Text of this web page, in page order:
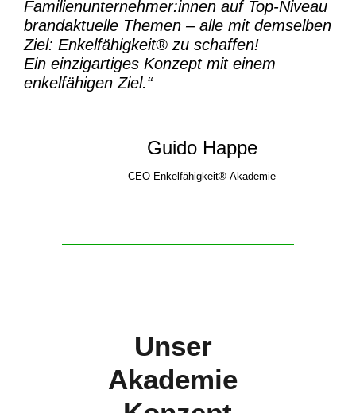
Familienunternehmer:innen auf Top-Niveau
brandaktuelle Themen – alle mit demselben
Ziel: Enkelfähigkeit® zu schaffen!
Ein einzigartiges Konzept mit einem
enkelfähigen Ziel.“
Guido Happe
CEO Enkelfähigkeit®-Akademie
Unser
Akademie